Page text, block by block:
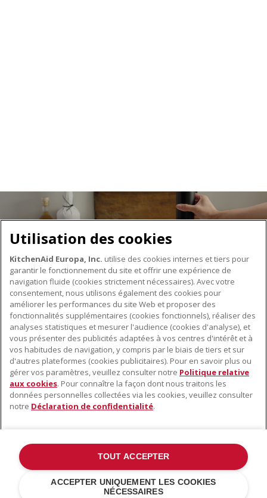
À PROPOS DE KITCHENAID
À propos de KitchenAid
Histoire de la marque
Communiqués de presse
ODR
NOS PRODUITS
Petits électroménagers
Matériel de cuisine
Accessoires
SERVICE CLIENT
Trouver un magasin
©2022 Tous droits réservés. KitchenAid et la forme du robot pâtissier
multifonction sont des marques déposées aux États Unis et dans
Utilisation des cookies
KitchenAid Europa, Inc. utilise des cookies internes et tiers pour
garantir le fonctionnement du site et offrir une expérience de
navigation fluide (cookies strictement nécessaires). Avec votre
consentement, nous utilisons également des cookies pour
améliorer les performances du site Web et proposer des
fonctionnalités supplémentaires (cookies fonctionnels), réaliser des
analyses statistiques et mesurer l'audience (cookies d'analyse), et
vous présenter des publicités adaptées à vos centres d'intérêt et à
vos habitudes de navigation, y compris par le biais de tiers et sur
d'autres plateformes (cookies publicitaires). Pour en savoir plus ou
gérer vos paramètres, veuillez consulter notre Politique relative
aux cookies. Pour connaître la façon dont nous traitons les
données personnelles collectées via les cookies, veuillez consulter
notre Déclaration de confidentialité.
ACCEPTER UNIQUEMENT LES COOKIES
NÉCESSAIRES
TOUT ACCEPTER